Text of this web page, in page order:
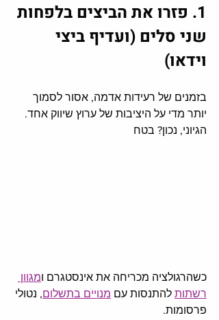
1. פזרו את הביצים בלפחות
שני סלים (ועדיף ביצי
וידאו)
בזמנים של רעידות אדמה, אסור לסמוך
יותר מדי על היציבות של ערוץ שיווק אחד.
הגיוני, נכון? בטח
כשהרגולציה מכריחה את אינסטגרם ומגוון
רשתות להתנסות עם מנויים בתשלום, נטולי
פרסומות.